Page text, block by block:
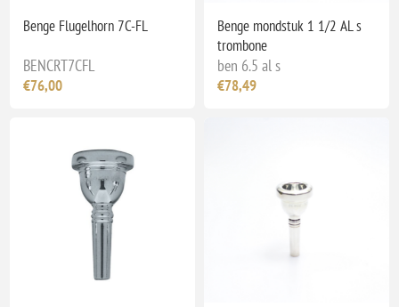
Benge Flugelhorn 7C-FL
BENCRT7CFL
€76,00
Benge mondstuk 1 1/2 AL s
trombone
ben 6.5 al s
€78,49